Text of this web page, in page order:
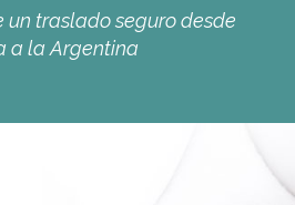
un traslado seguro desde
a la Argentina